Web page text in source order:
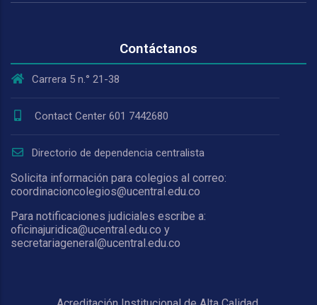
Contáctanos
Carrera 5 n.° 21-38
Contact Center 601 7442680
Directorio de dependencia centralista
Solicita información para colegios al correo:
coordinacioncolegios@ucentral.edu.co
Para notificaciones judiciales escribe a:
oficinajuridica@ucentral.edu.co y
secretariageneral@ucentral.edu.co